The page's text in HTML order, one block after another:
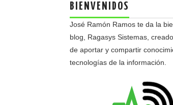
BIENVENIDOS
José Ramón Ramos te da la
blog, Ragasys Sistemas,
de aportar y compartir
tecnologías de la información.